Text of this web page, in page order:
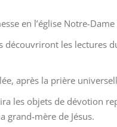
en l’église Notre-
découvriront les lectures
après la prière
les objets de dévotion
grand-mère de Jésus.